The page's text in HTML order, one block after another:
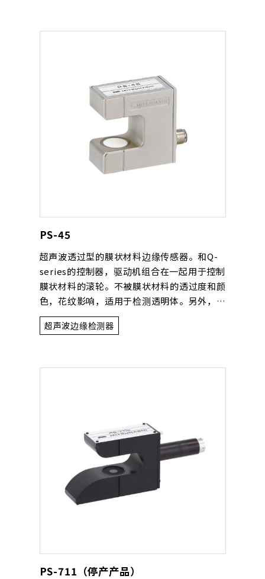
PS-45
超声波透过型的膜状材料边缘传感器。和Q-
series的控制器，驱动机组合在一起用于控制
膜状材料的滚轮。不被膜状材料的透过度和颜
色，花纹影响，适用于检测透明体。另外，与
PS-400相比，比较紧凑，所以在狭小的空间
也能使用。
超声波边缘检测器
PS-711（停产产品）